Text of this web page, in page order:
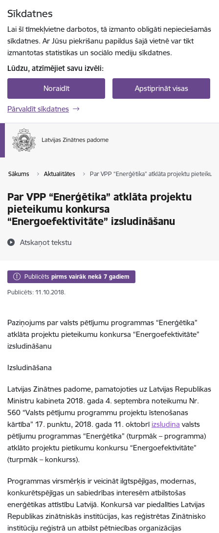
Sīkdatnes
Lai šī tīmekļvietne darbotos, tā izmanto obligāti nepieciešamās
sīkdatnes. Ar Jūsu piekrišanu papildus šajā vietnē var tikt
izmantotas statistikas un sociālo mediju sīkdatnes.
Lūdzu, atzīmējiet savu izvēli:
Noraidīt Apstiprināt visas
Pārvaldīt sīkdatnes
Sākums Aktualitātes Par VPP “Enerģētika” atklāta projektu
Par VPP “Enerģētika” atklāta projektu
pieteikumu konkursa
“Energoefektivitāte” izsludināšanu
Atskaņot tekstu
Publicēts pirms vairāk nekā 7 gadiem
Publicēts: 11.10.2018.
Paziņojums par valsts pētījumu programmas “Enerģētika”
atklāta projektu pieteikumu konkursa “Energoefektivitāte”
izsludināšanu
Izsludināšana
Latvijas Zinātnes padome, pamatojoties uz Latvijas Republikas
Ministru kabineta 2018. gada 4. septembra noteikumu Nr.
560 “Valsts pētījumu programmu projektu īstenošanas
kārtība” 17. punktu, 2018. gada 11. oktobrī izsludina valsts
pētījumu programmas “Enerģētika” (turpmāk – programma)
atklāto projektu pietikumu konkursu “Energoefektivitāte”
(turpmāk – konkurss).
Programmas virsmērķis ir veicināt ilgtspējīgas, modernas,
konkurētspējīgas un sabiedrības interesēm atbilstošas
enerģētikas attīstību Latvijā. Konkursā var piedalīties Latvijas
Republikas zinātniskās institūcijas, kas reģistrētas Zinātnisko
institūciju reģistrā un atbilst pētniecības organizācijas